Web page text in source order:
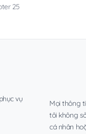
25
vụ
Mọi thông
tôi không
cá nhân